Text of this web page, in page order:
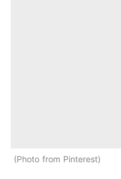
Photo from Pinterest